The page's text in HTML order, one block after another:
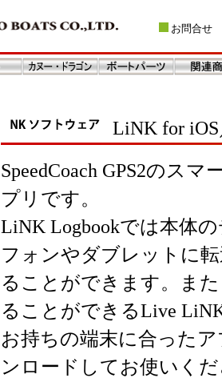
お問合せ
LiNK for
SpeedCoach GPS2のス
プリです。
LiNK Logbookでは本体
フォンやダブレットに
ることができます。ま
ることができるLive
お持ちの端末に合った
ンロードしてお使いく